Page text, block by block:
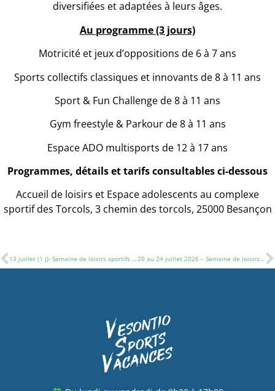
diversifiées et adaptées à leurs âges.
Au programme (3 jours)
Motricité et jeux d’oppositions de 6 à 7 ans
Sports collectifs classiques et innovants de 8 à 11 ans
Sport & Fun Challenge de 8 à 11 ans
Gym freestyle & Parkour de 8 à 11 ans
Espace ADO multisports de 12 à 17 ans
Programmes, détails et tarifs consultables ci-dessous
Accueil de loisirs et Espace adolescents au complexe
sportif des Torcols, 3 chemin des torcols, 25000 Besançon
13 juillet (1 j)- Semaine de loisirs sportifs de 6 à 17 ans 20 au 24 juillet 2026 – Semaine de loisirs sportifs de 6 à 17 ans